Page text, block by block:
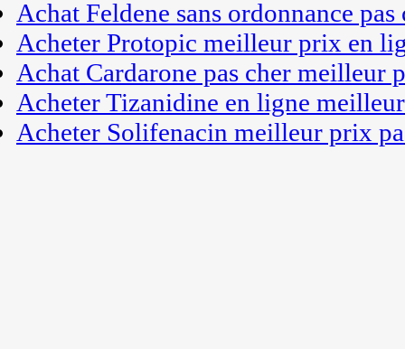
Achat Feldene sans ordonnance pas
Acheter Protopic meilleur prix en
Achat Cardarone pas cher meilleur
Acheter Tizanidine en ligne
Acheter Solifenacin meilleur prix